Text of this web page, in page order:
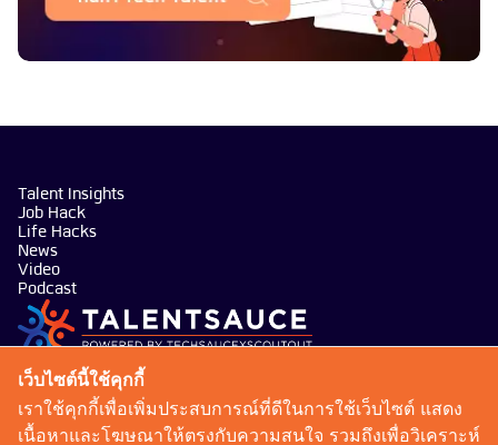
Talent Insights
Job Hack
Life Hacks
News
Video
Podcast
บริษัท เทคซอส มีเดีย จำกัด
101 ทรู ดิจิทัล พาร์ค อาคาร กริฟฟิน ชั้น 14 ห้อง 1401
ถนนสุขุมวิท แขวงบางจาก เขตพระโขนง กรุงเทพมหานคร
เว็บไซต์นี้ใช้คุกกี้
เราใช้คุกกี้เพื่อเพิ่มประสบการณ์ที่ดีในการใช้เว็บไซต์ แสดง
เนื้อหาและโฆษณาให้ตรงกับความสนใจ รวมถึงเพื่อวิเคราะห์